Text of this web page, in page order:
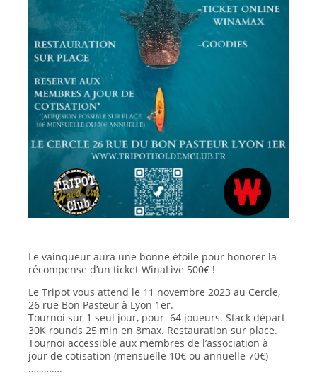
Le vainqueur aura une bonne étoile pour honorer la
récompense d’un ticket WinaLive 500€ !
Le Tripot vous attend le 11 novembre 2023 au Cercle,
26 rue Bon Pasteur à Lyon 1er.
Tournoi sur 1 seul jour, pour 64 joueurs. Stack départ
30K rounds 25 min en 8max. Restauration sur place.
Tournoi accessible aux membres de l’association à
jour de cotisation (mensuelle 10€ ou annuelle 70€)
………….